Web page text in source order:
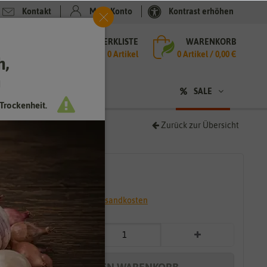
Kontakt Mein Konto Kontrast erhöhen
MERKLISTE
0 Artikel
WARENKORB
0Artikel /0,00 €
SALE
Zurück zur Übersicht
* inkl. 7% MwSt. zzgl. Versandkosten